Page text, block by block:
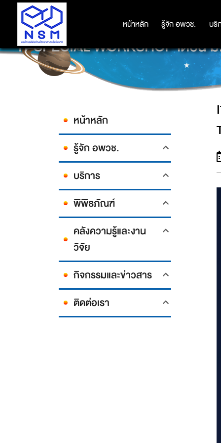
หน้าหลัก รู้จัก อพวช. บริ
หน้าหลัก รู้จัก อพวช. บริ
IT SPECIAL WORKSHOP เดือน
หน้าหลัก
รู้จัก อพวช.
บริการ
พิพิธภัณฑ์
คลังความรู้และงาน
วิจัย
กิจกรรมและข่าวสาร
ติดต่อเรา